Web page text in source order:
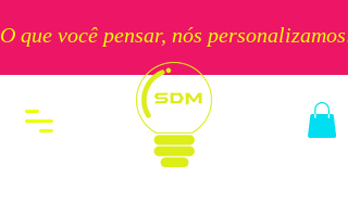
O que você pensar, nós personalizamos!